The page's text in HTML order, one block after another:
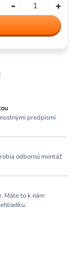
predpismi
odbornú montáž
Máte to k nám